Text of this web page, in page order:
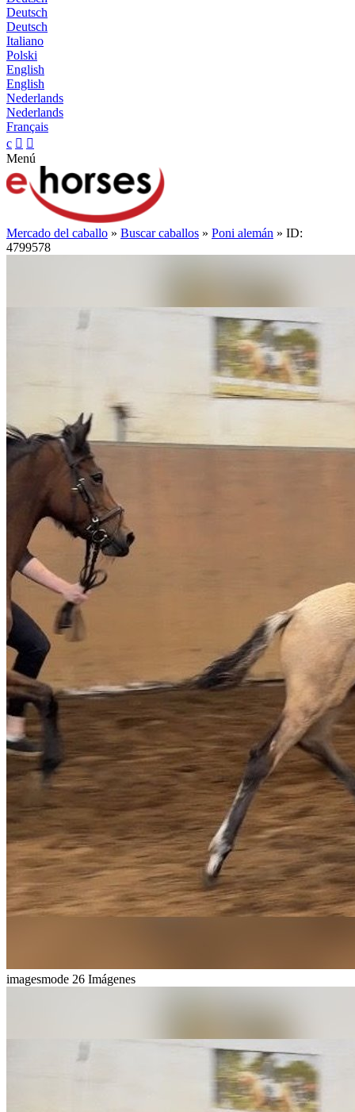
Deutsch
Deutsch
Italiano
Polski
English
English
Nederlands
Nederlands
Français
c  
Menú
Mercado del caballo » Buscar caballos » Poni alemán » ID:
4799578
imagesmode 26 Imágenes